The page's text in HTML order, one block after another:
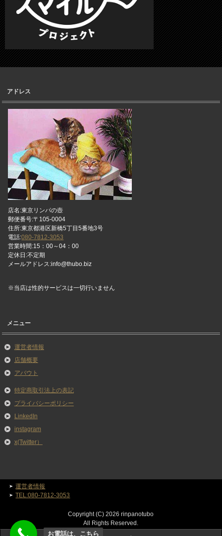
アドレス
店名:東京リンパの壺
郵便番号:〒105-0004
住所:東京都港区新橋5丁目5番地3号
電話:080-7812-3053
営業時間:15：00～04：00
定休日:不定期
メールアドレス:info@thubo.biz
※当店は性的サービスは一切行いません
メニュー
運営者情報
店舗概要
アバウト
特定商取引法上の表記
プライバシーポリシー
LinkedIn
instagram
x(Twitter）
運営者情報
TEL:080-7812-3053
Copyright (C) 2026 rinpanotubo
All Rights Reserved.
お電話は、こちら